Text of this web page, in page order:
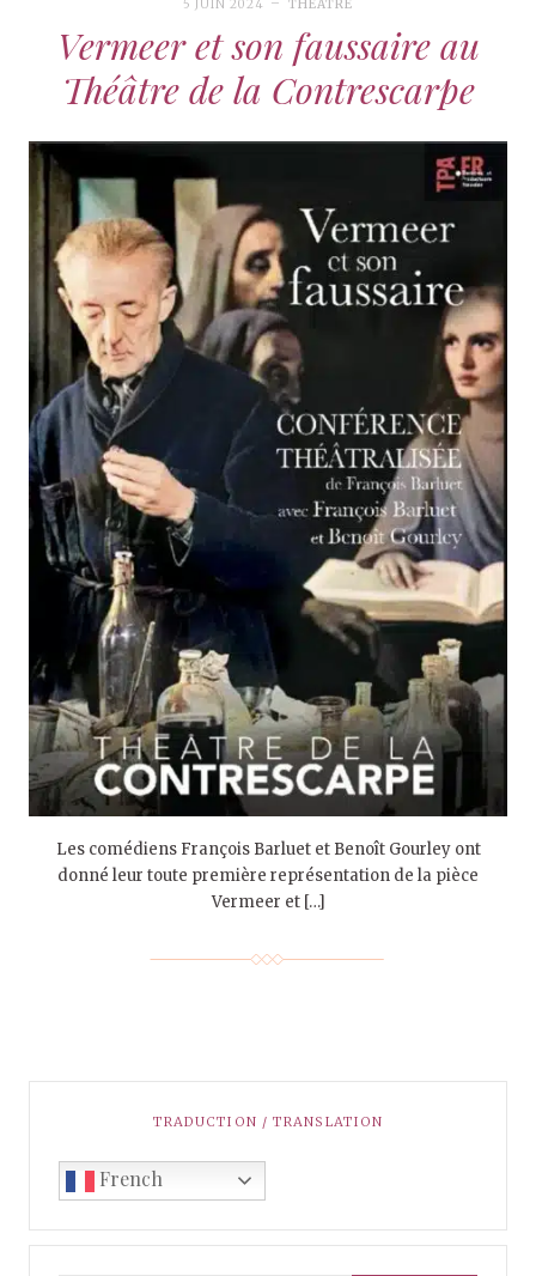
5 JUIN 2024 THÉÂTRE
Vermeer et son faussaire au
Théâtre de la Contrescarpe
Les comédiens François Barluet et Benoît Gourley ont
donné leur toute première représentation de la pièce
Vermeer et […]
TRADUCTION / TRANSLATION
French